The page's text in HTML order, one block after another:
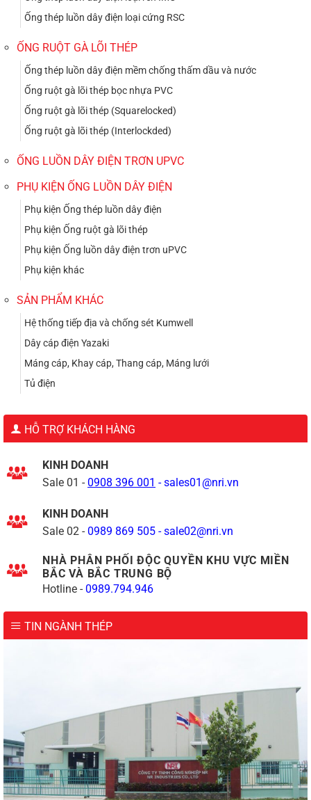
Ống thép luồn dây điện loại cứng RSC
ỐNG RUỘT GÀ LÕI THÉP
Ống thép luồn dây điện mềm chống thấm dầu và nước
Ống ruột gà lõi thép bọc nhựa PVC
Ống ruột gà lõi thép (Squarelocked)
Ống ruột gà lõi thép (Interlockded)
ỐNG LUỒN DÂY ĐIỆN TRƠN UPVC
PHỤ KIỆN ỐNG LUỒN DÂY ĐIỆN
Phụ kiện Ống thép luồn dây điện
Phụ kiện Ống ruột gà lõi thép
Phụ kiện Ống luồn dây điện trơn uPVC
Phụ kiện khác
SẢN PHẨM KHÁC
Hệ thống tiếp địa và chống sét Kumwell
Dây cáp điện Yazaki
Máng cáp, Khay cáp, Thang cáp, Máng lưới
Tủ điện
HỖ TRỢ KHÁCH HÀNG
KINH DOANH
Sale 01 - 0908 396 001 -sales01@nri.vn
KINH DOANH
Sale 02 - 0989 869 505 -sale02@nri.vn
NHÀ PHÂN PHỐI ĐỘC QUYỀN KHU VỰC MIỀN
BẮC VÀ BẮC TRUNG BỘ
Hotline - 0989.794.946
TIN NGÀNH THÉP